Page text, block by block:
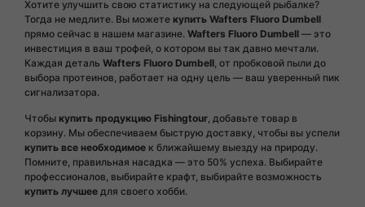
Хотите улучшить свою статистику на следующей рыбалке?
Тогда не медлите. Вы можете купить Wafters Fluoro Dumbell
прямо сейчас в нашем магазине. Wafters Fluoro Dumbell — это
инвестиция в ваш трофей, о котором вы так давно мечтали.
Каждая деталь Wafters Fluoro Dumbell, от пробковой пыли до
выбора протеинов, работает на одну цель — ваш уверенный пик
сигнализатора.
Чтобы купить продукцию Fishingtour, добавьте товар в
корзину. Мы обеспечиваем быструю доставку, чтобы вы успели
купить все необходимое к ближайшему выезду на природу.
Помните, правильная насадка — это 50% успеха. Выбирайте
профессионалов, выбирайте крафт, выбирайте возможность
купить лучшее для своего хобби.